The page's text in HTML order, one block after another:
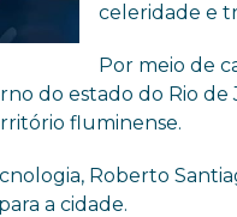
celeridade e
Por meio de
do estado do Rio
fluminense.
Roberto
a cidade.